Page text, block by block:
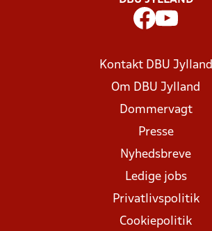
Kontakt DBU Jylland
Om DBU Jylland
Dommervagt
Presse
Nyhedsbreve
Ledige jobs
Privatlivspolitik
Cookiepolitik